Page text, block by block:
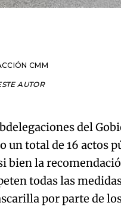
CMM
AUTOR
del
un total de 16 actos
bien la
todas las
por parte de